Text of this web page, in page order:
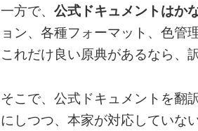
一方で、公式ドキュメントはか
ョン、各種フォーマット、色管
これだけ良い原典があるなら、
そこで、公式ドキュメントを翻
にしつつ、本家が対応していな